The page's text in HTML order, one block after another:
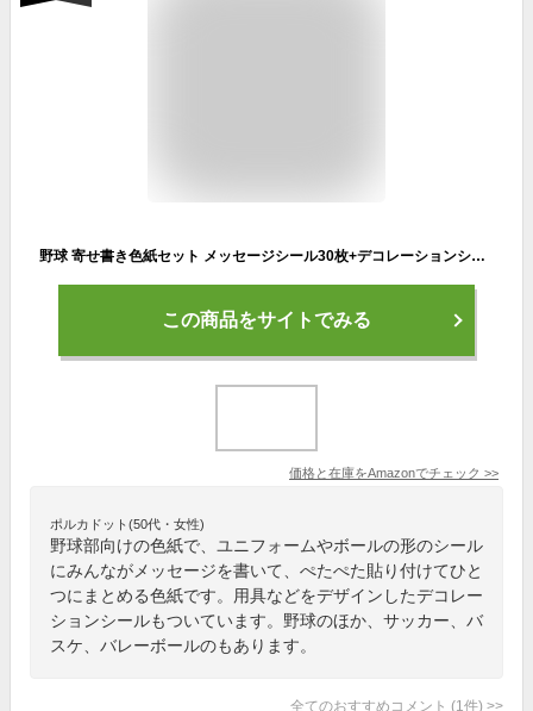
野球 寄せ書き色紙セット メッセージシール30枚+デコレーションシール16枚付き 二つ折り 部活引退 卒業記念用
この商品をサイトでみる
価格と在庫をAmazonでチェック >>
ポルカドット(50代・女性)
野球部向けの色紙で、ユニフォームやボールの形のシール
にみんながメッセージを書いて、ぺたぺた貼り付けてひと
つにまとめる色紙です。用具などをデザインしたデコレー
ションシールもついています。野球のほか、サッカー、バ
スケ、バレーボールのもあります。
全てのおすすめコメント (1 件) >